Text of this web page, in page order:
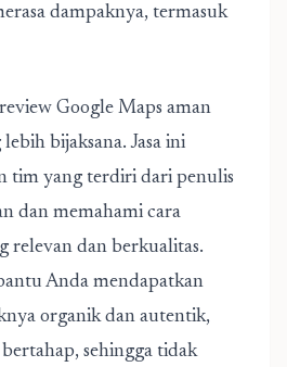
dampaknya, termasuk
Google Maps aman
bijaksana. Jasa ini
tim yang terdiri dari penulis
dan memahami cara
relevan dan berkualitas.
Anda mendapatkan
organik dan autentik,
sehingga tidak